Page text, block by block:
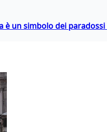
è un simbolo dei